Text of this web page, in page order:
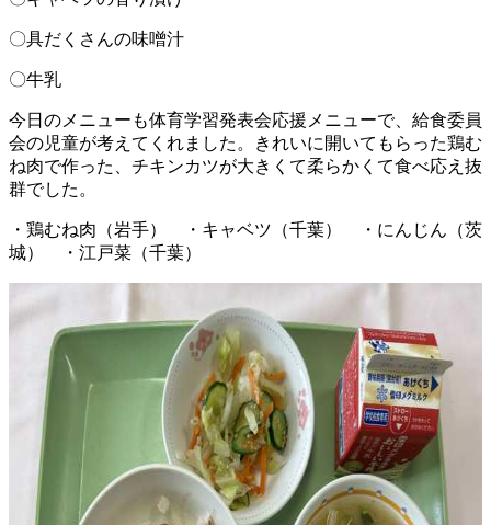
〇具だくさんの味噌汁
〇牛乳
今日のメニューも体育学習発表会応援メニューで、給食委員
会の児童が考えてくれました。きれいに開いてもらった鶏む
ね肉で作った、チキンカツが大きくて柔らかくて食べ応え抜
群でした。
・鶏むね肉（岩手） ・キャベツ（千葉） ・にんじん（茨
城） ・江戸菜（千葉）